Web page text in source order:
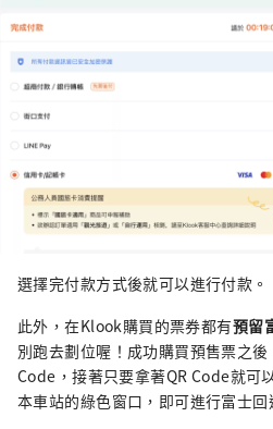
選擇完付款方式後就可以進行付款。
此外，在Klook購買的票券都有預留
別跑去劃位喔！成功購買預售票之
Code，接著只要拿著QR Code就可
本車站的綠色窗口，即可進行富士回